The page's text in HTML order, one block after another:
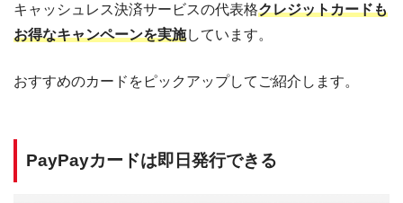
キャッシュレス決済サービスの代表格クレジットカードも
お得なキャンペーンを実施しています。
おすすめのカードをピックアップしてご紹介します。
PayPayカードは即日発行できる